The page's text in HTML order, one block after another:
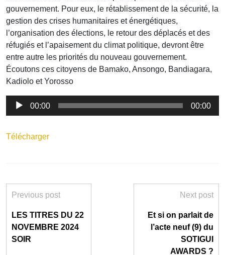
gouvernement. Pour eux, le rétablissement de la sécurité, la
gestion des crises humanitaires et énergétiques,
l’organisation des élections, le retour des déplacés et des
réfugiés et l’apaisement du climat politique, devront être
entre autre les priorités du nouveau gouvernement.
Écoutons ces citoyens de Bamako, Ansongo, Bandiagara,
Kadiolo et Yorosso
Lecteur
00:00 00:00
Télécharger
Previous post
LES TITRES DU 22
NOVEMBRE 2024
SOIR
Next post
Et si on parlait de
l’acte neuf (9) du
SOTIGUI
AWARDS ?